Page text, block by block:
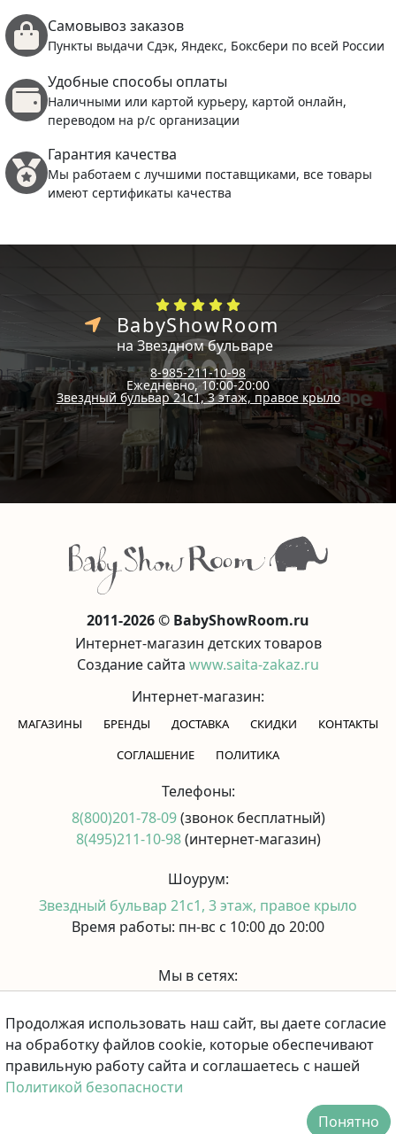
Самовывоз заказов
Пункты выдачи Сдэк, Яндекс, Боксбери по всей России
Удобные способы оплаты
Наличными или картой курьеру, картой онлайн,
переводом на р/с организации
Гарантия качества
Мы работаем с лучшими поставщиками, все товары
имеют сертификаты качества
BabyShowRoom
на Звездном бульваре
8-985-211-10-98
Ежедневно, 10:00-20:00
Звездный бульвар 21с1, 3 этаж, правое крыло
2011-2026 © BabyShowRoom.ru
Интернет-магазин детских товаров
Создание сайта www.saita-zakaz.ru
Интернет-магазин:
МАГАЗИНЫ БРЕНДЫ ДОСТАВКА СКИДКИ
КОНТАКТЫ
CОГЛАШЕНИЕ
ПОЛИТИКА
Телефоны:
8(800)201-78-09(звонок бесплатный)
8(495)211-10-98(интернет-магазин)
Шоурум:
Звездный бульвар 21с1, 3 этаж, правое крыло
Время работы: пн-вс с 10:00 до 20:00
Мы в сетях:
Принимаем к оплате:
Продолжая использовать наш сайт, вы даете согласие
на обработку файлов cookie, которые обеспечивают
правильную работу сайта и соглашаетесь с нашей
Политикой безопасности
Понятно